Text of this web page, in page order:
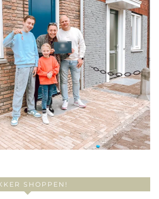
SHOPPEN!